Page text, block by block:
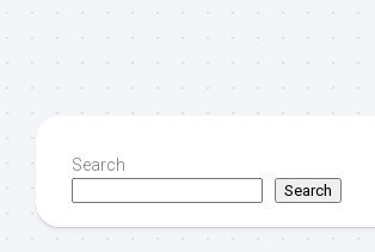
Search
Search